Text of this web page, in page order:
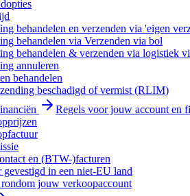
behandelen en verzenden via 'eigen
behandelen via Verzenden via bol
behandelen & verzenden via logistiek
annuleren
behandelen
beschadigd of vermist (RLIM)
Regels voor jouw account en
en (BTW-)facturen
gevestigd in een niet-EU land
jouw verkoopaccount